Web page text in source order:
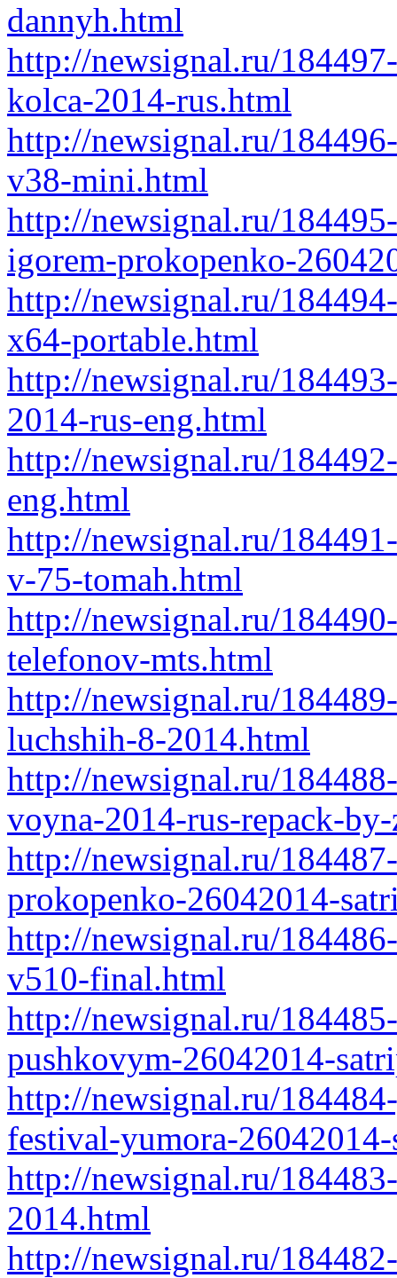
dannyh.html
http://newsignal.ru/
kolca-2014-rus.html
http://newsignal.ru/
v38-mini.html
http://newsignal.ru/
igorem-prokopenko-
http://newsignal.ru/
x64-portable.html
http://newsignal.ru/
2014-rus-eng.html
http://newsignal.ru/
eng.html
http://newsignal.ru/
v-75-tomah.html
http://newsignal.ru/
telefonov-mts.html
http://newsignal.ru/
luchshih-8-2014.html
http://newsignal.ru/
voyna-2014-rus-repack-
http://newsignal.ru/
prokopenko-26042014-
http://newsignal.ru/
v510-final.html
http://newsignal.ru/
pushkovym-26042014-
http://newsignal.ru/
festival-yumora-
http://newsignal.ru/
2014.html
http://newsignal.ru/